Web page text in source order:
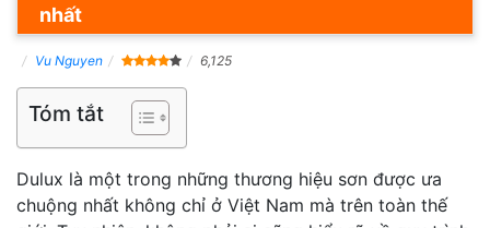
nhất
Vu Nguyen 6,125
Tóm tắt
Dulux là một trong những thương hiệu sơn được ưa
chuộng nhất không chỉ ở Việt Nam mà trên toàn thế